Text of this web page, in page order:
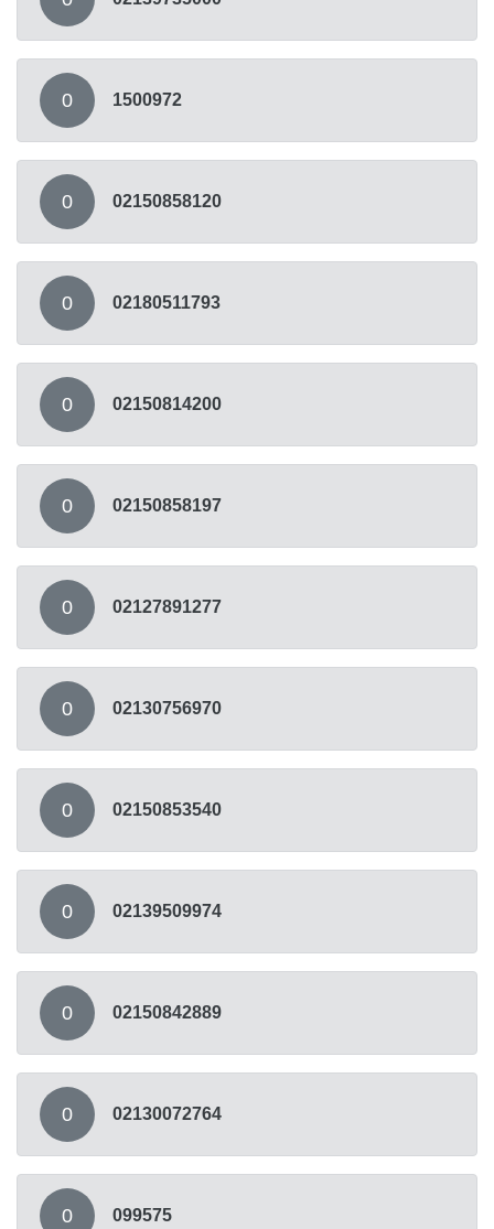
0 1500972
0 02150858120
0 02180511793
0 02150814200
0 02150858197
0 02127891277
0 02130756970
0 02150853540
0 02139509974
0 02150842889
0 02130072764
0 099575